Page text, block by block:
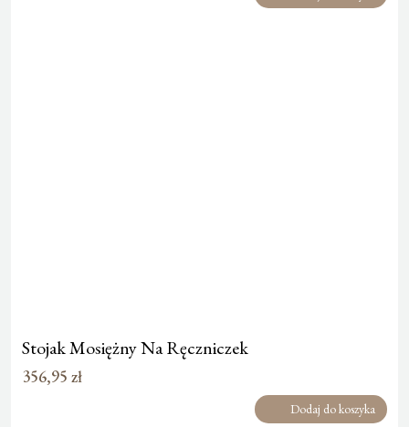
Stojak Mosiężny Na Ręczniczek
356,95 zł
Dodaj do koszyka